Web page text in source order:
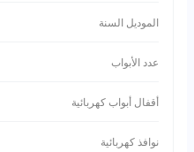
الموديل السنة
عدد الأبواب
أقفال أبواب كهربائية
نوافذ كهربائية